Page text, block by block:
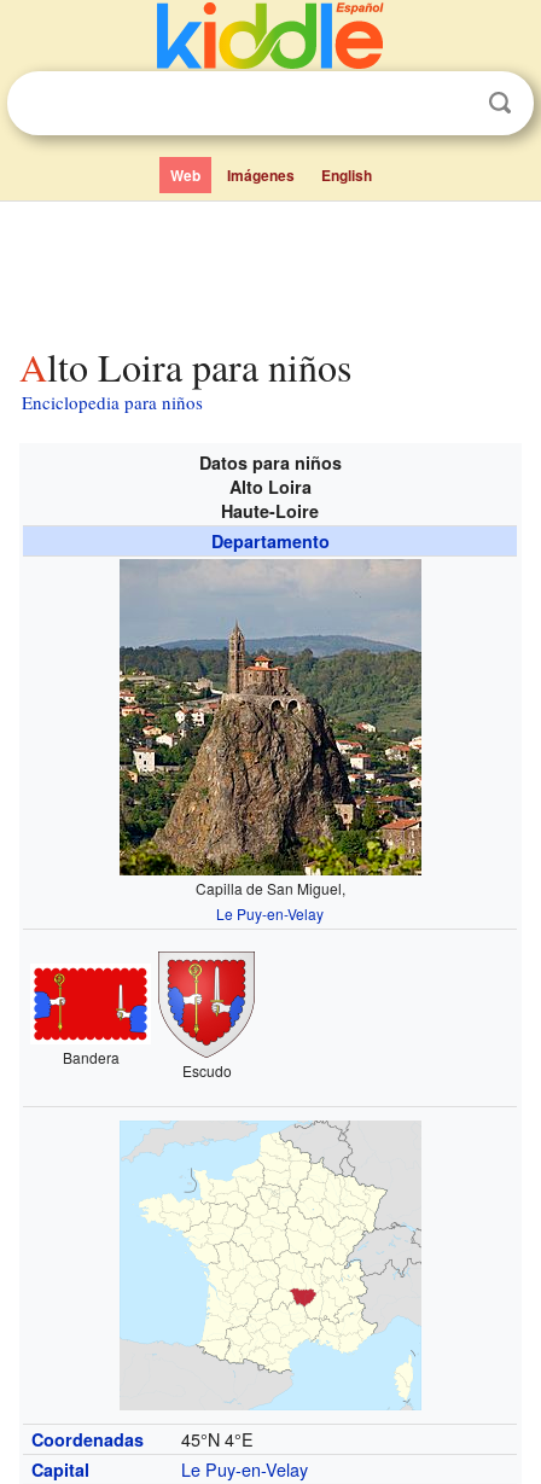
Web Imágenes English
Alto Loira para niños
Enciclopedia para niños
Datos para niños
Alto Loira
Haute-Loire
Departamento
Capilla de San Miguel,
Le Puy-en-Velay
Bandera
Escudo
Coordenadas 45°N 4°E
Capital Le Puy-en-Velay